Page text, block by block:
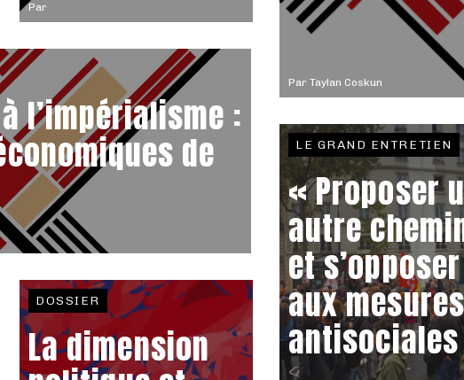
Par
Par Taylan Coskun
l’impérialisme :
de LE GRAND ENTRETIEN
« Proposer
autre
et s’opposer
aux mesures
DOSSIER
La dimension